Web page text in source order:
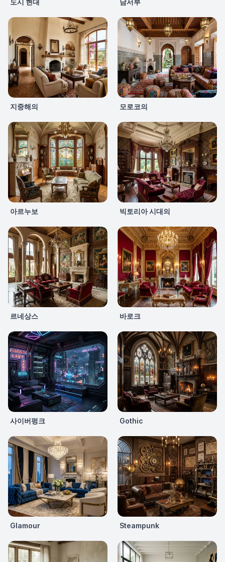
지중해의 모로코의
아르누보 빅토리아 시대의
르네상스 바로크
사이버펑크 Gothic
Glamour Steampunk